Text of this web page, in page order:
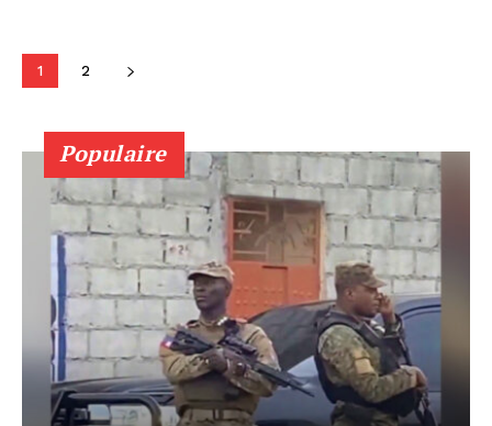
1 2
Populaire